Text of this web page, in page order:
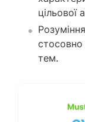
цільової
стосовно
тем.